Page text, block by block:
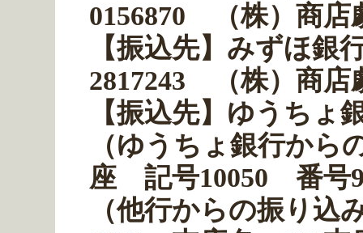
0156870 （株）商店
【振込先】 みずほ銀
2817243 （株）商店
【振込先】 ゆうちょ
（ゆうちょ銀行から
座 記号10050 番号
（他行からの振り込